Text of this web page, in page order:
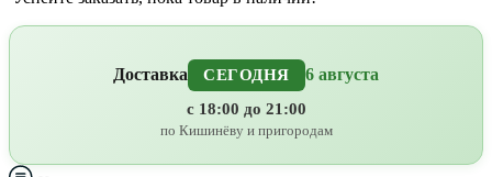
Доставка СЕГОДНЯ 6 августа
с 18:00 до 21:00
по Кишинёву и пригородам